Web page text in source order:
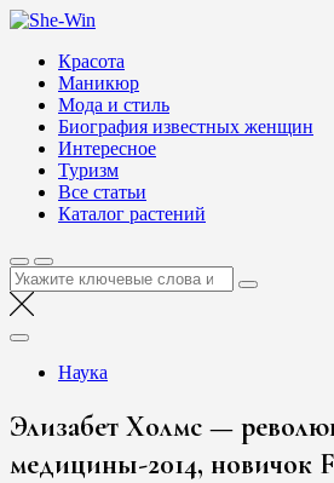
Перейти
содержимому
Блог о женской красоте и здоровье
Красота
Маникюр
Мода и стиль
Биография известных женщин
Интересное
Туризм
Все статьи
Каталог растений
Найти:
Наука
Элизабет Холмс —
медицины-2014, новичок